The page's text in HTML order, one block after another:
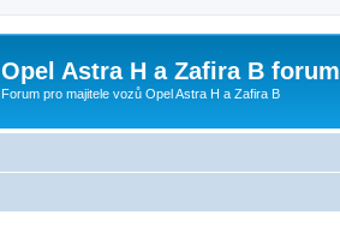
Opel Astra H a Zafira B forum
Forum pro majitele vozů Opel Astra H a Zafira B